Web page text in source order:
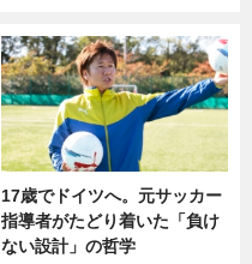
17歳でドイツへ。元サッカー
指導者がたどり着いた「負け
ない設計」の哲学